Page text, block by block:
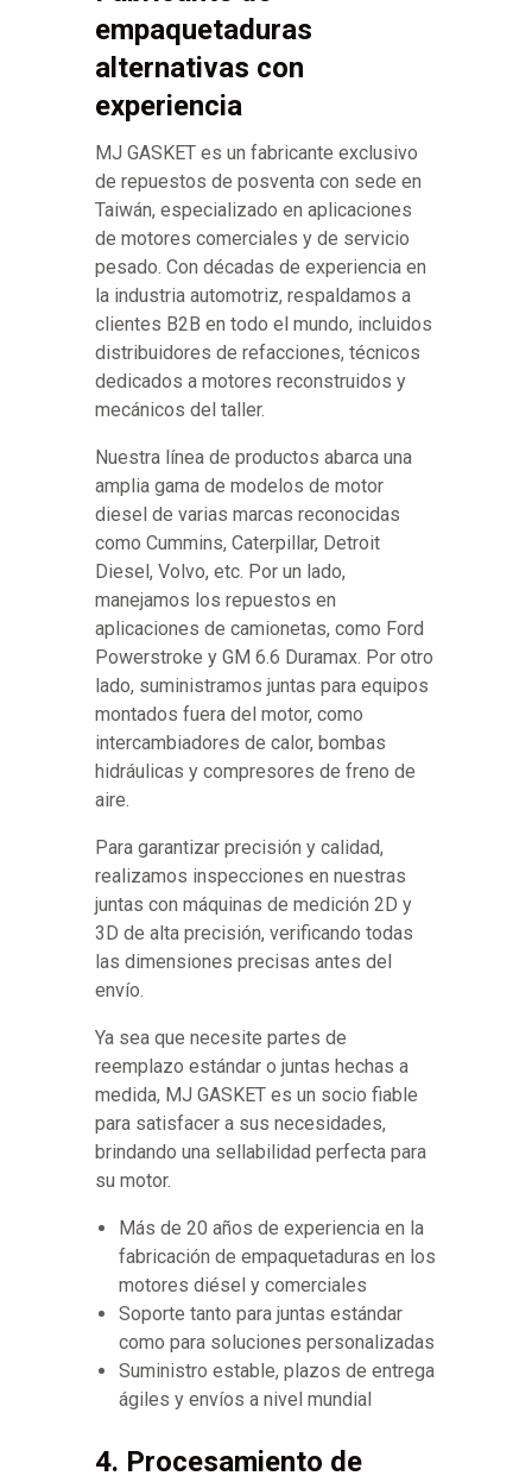
empaquetaduras
alternativas con
experiencia
MJ GASKET es un fabricante exclusivo
de repuestos de posventa con sede en
Taiwán, especializado en aplicaciones
de motores comerciales y de servicio
pesado. Con décadas de experiencia en
la industria automotriz, respaldamos a
clientes B2B en todo el mundo, incluidos
distribuidores de refacciones, técnicos
dedicados a motores reconstruidos y
mecánicos del taller.
Nuestra línea de productos abarca una
amplia gama de modelos de motor
diesel de varias marcas reconocidas
como Cummins, Caterpillar, Detroit
Diesel, Volvo, etc. Por un lado,
manejamos los repuestos en
aplicaciones de camionetas, como Ford
Powerstroke y GM 6.6 Duramax. Por otro
lado, suministramos juntas para equipos
montados fuera del motor, como
intercambiadores de calor, bombas
hidráulicas y compresores de freno de
aire.
Para garantizar precisión y calidad,
realizamos inspecciones en nuestras
juntas con máquinas de medición 2D y
3D de alta precisión, verificando todas
las dimensiones precisas antes del
envío.
Ya sea que necesite partes de
reemplazo estándar o juntas hechas a
medida, MJ GASKET es un socio fiable
para satisfacer a sus necesidades,
brindando una sellabilidad perfecta para
su motor.
Más de 20 años de experiencia en la
fabricación de empaquetaduras en los
motores diésel y comerciales
Soporte tanto para juntas estándar
como para soluciones personalizadas
Suministro estable, plazos de entrega
ágiles y envíos a nivel mundial
4. Procesamiento de